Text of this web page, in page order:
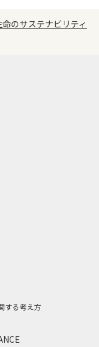
のサステナビリティ
する考え方